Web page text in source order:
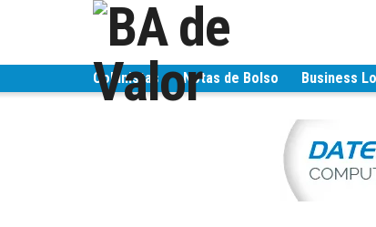
Colunistas Notas de Bolso Business